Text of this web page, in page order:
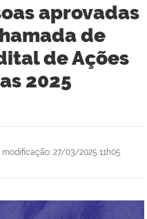
aprovadas
de
de Ações
2025
modificação: 27/03/2025 11h05